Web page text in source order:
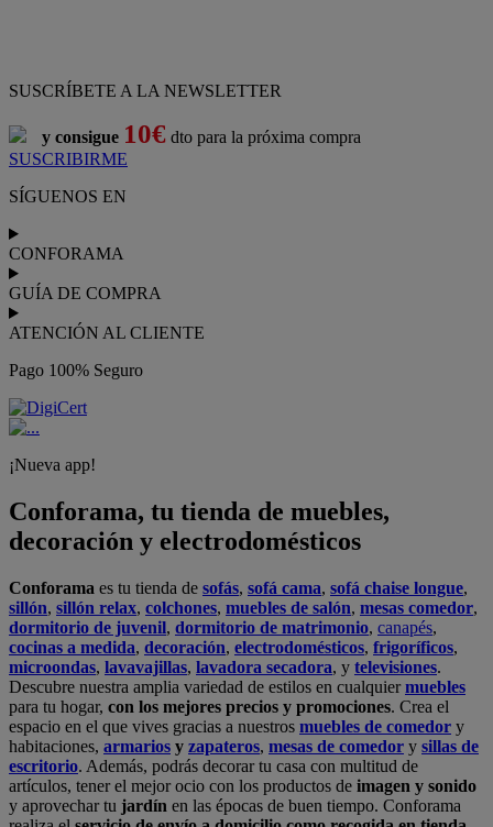
SUSCRÍBETE A LA NEWSLETTER
y consigue 10€ dto para la próxima compra
SUSCRIBIRME
SÍGUENOS EN
CONFORAMA
GUÍA DE COMPRA
ATENCIÓN AL CLIENTE
Pago 100% Seguro
¡Nueva app!
Conforama, tu tienda de muebles,
decoración y electrodomésticos
Conforama es tu tienda de sofás, sofá cama, sofá chaise longue,
sillón, sillón relax, colchones, muebles de salón, mesas comedor,
dormitorio de juvenil, dormitorio de matrimonio, canapés,
cocinas a medida, decoración, electrodomésticos, frigoríficos,
microondas, lavavajillas, lavadora secadora, y televisiones.
Descubre nuestra amplia variedad de estilos en cualquiermuebles
para tu hogar, con los mejores precios y promociones. Crea el
espacio en el que vives gracias a nuestros muebles de comedor y
habitaciones, armarios y zapateros, mesas de comedor y sillas de
escritorio. Además, podrás decorar tu casa con multitud de
artículos, tener el mejor ocio con los productos de imagen y sonido
y aprovechar tu jardín en las épocas de buen tiempo. Conforama